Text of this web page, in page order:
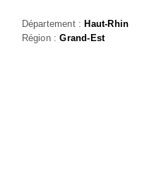
Département : Haut-Rhin
Région :Grand-Est